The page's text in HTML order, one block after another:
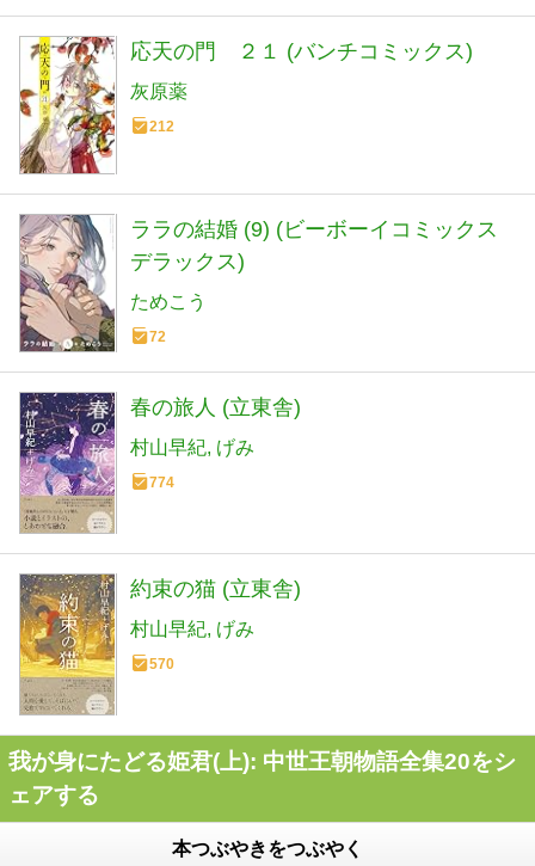
応天の門 ２１ (バンチコミックス)
灰原薬
212
ララの結婚 (9) (ビーボーイコミックス
デラックス)
ためこう
72
春の旅人 (立東舎)
村山早紀 げみ
774
約束の猫 (立東舎)
村山早紀 げみ
570
我が身にたどる姫君(上): 中世王朝物語全集20をシ
ェアする
本つぶやきをつぶやく